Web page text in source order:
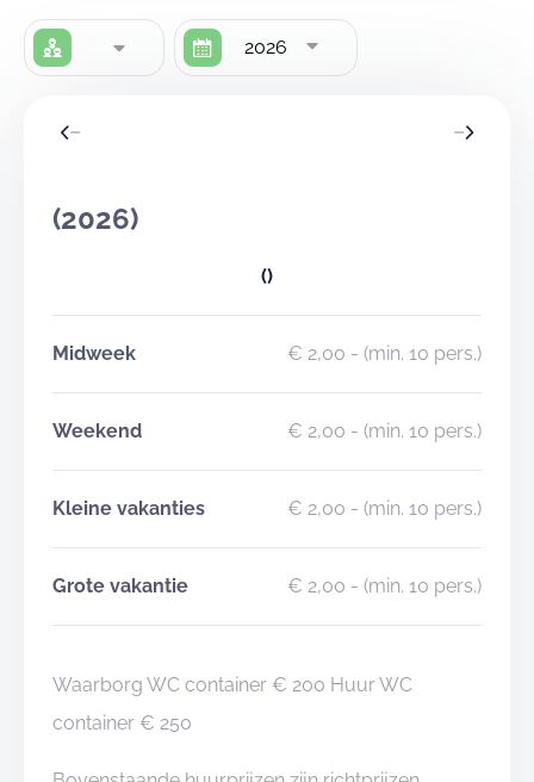
2026
(2026)
()
Midweek € 2,00 - (min. 10 pers.)
Weekend € 2,00 - (min. 10 pers.)
Kleine vakanties € 2,00 - (min. 10 pers.)
Grote vakantie € 2,00 - (min. 10 pers.)
Waarborg WC container € 200 Huur WC
container € 250